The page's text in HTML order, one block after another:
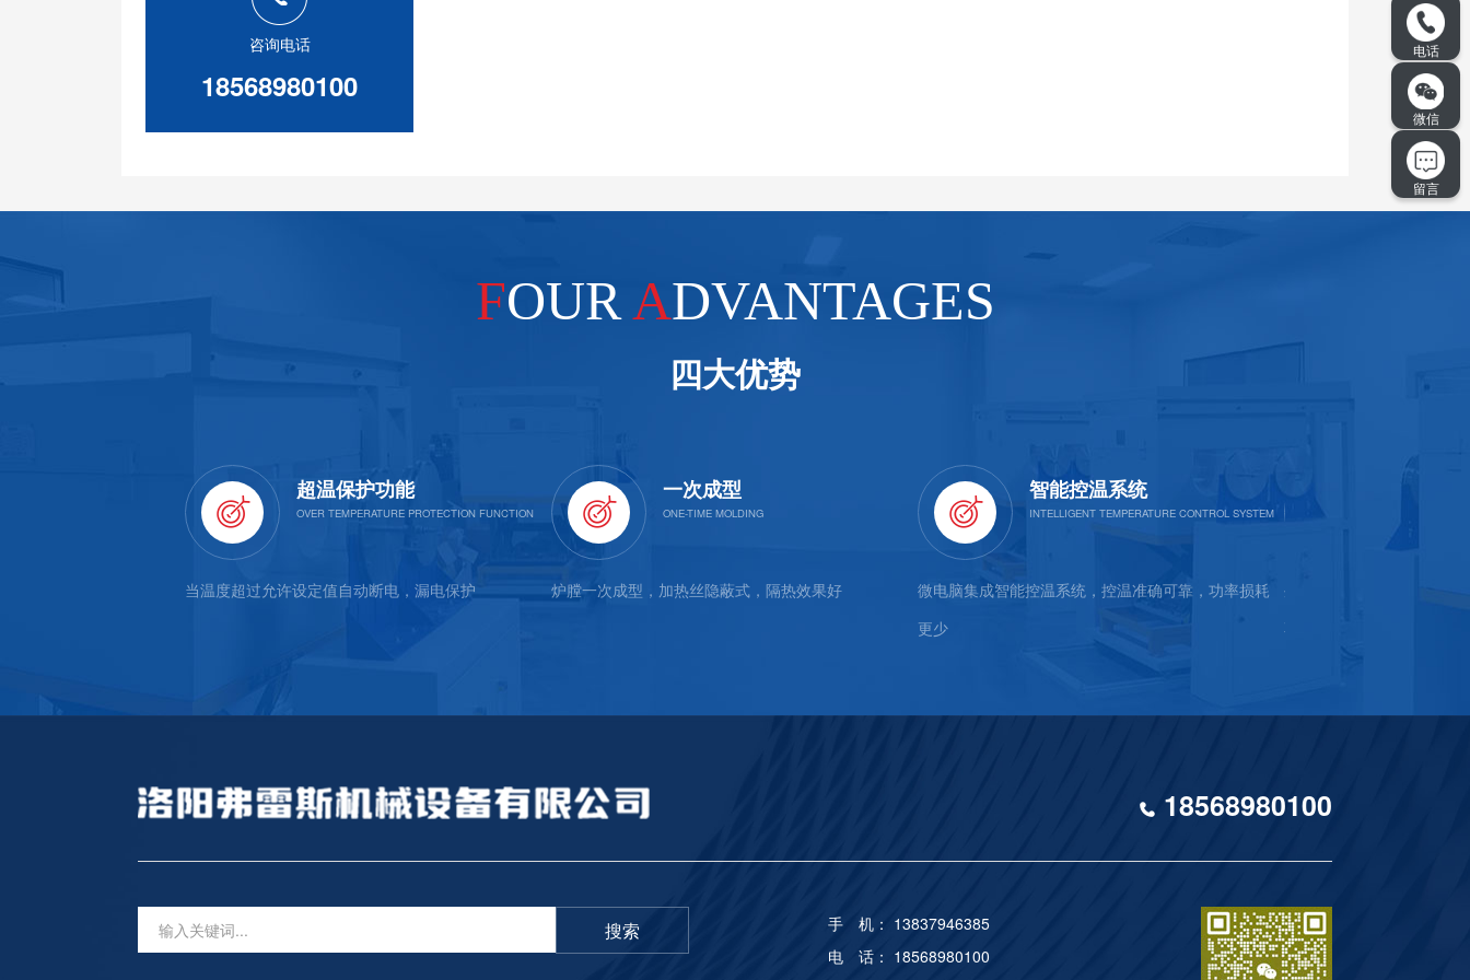
咨询电话
18568980100
FOURADVANTAGES
四大优势
超温保护功能
当温度超过允许设定值自动断电，漏电保护
一次成型
炉膛一次成型，加热丝隐蔽式，隔热效果好
智能控温系统
微电脑集成智能控温系统，控温准确可靠，功率损耗
更少
外壳采用冷轧钢板，表面
不易脱色
18568980100
搜索
手 机： 13837946385
电 话： 18568980100